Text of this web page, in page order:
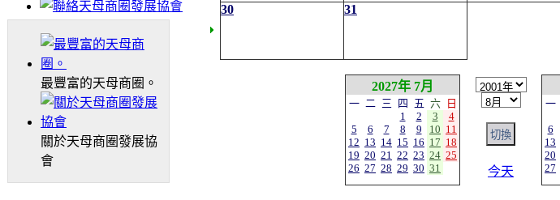
最豐富的天母商圈。
關於天母商圈發展協
會
30 31
2027年 7月
一 二 三 四 五 六
日
1
2 3
4
5
6 7 8 9 10 11
12 13 14 15 16 17 18
19 20 21 22 23 24 25
26 27 28 29 30 31 今天
一
6
13
20
27